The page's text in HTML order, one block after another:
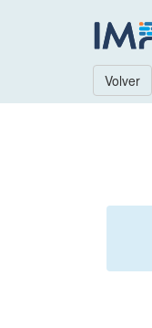
Volver